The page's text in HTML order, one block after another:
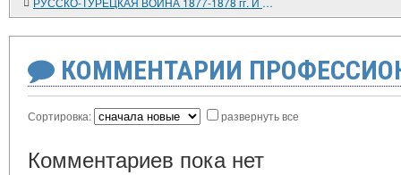
КОММЕНТАРИИ
Сортировка: развернуть все
Комментариев пока нет